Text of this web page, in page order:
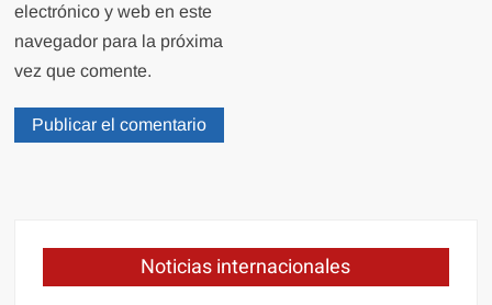
electrónico y web en este
navegador para la próxima
vez que comente.
Noticias internacionales